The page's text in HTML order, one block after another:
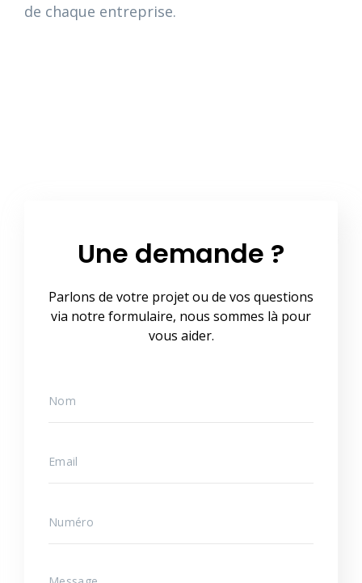
de chaque entreprise.
Une demande ?
Parlons de votre projet ou de vos questions
via notre formulaire, nous sommes là pour
vous aider.